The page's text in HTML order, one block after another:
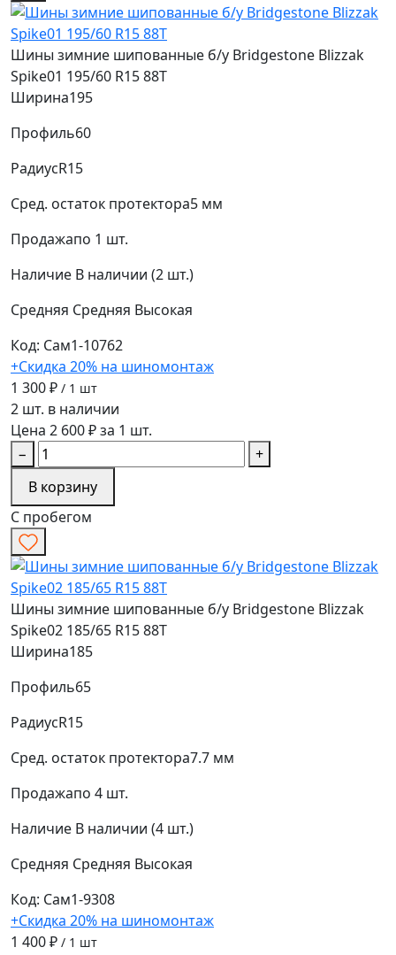
Шины зимние шипованные б/у Bridgestone Blizzak
Spike01 195/60 R15 88T
Ширина195
Профиль60
РадиусR15
Сред. остаток протектора5 мм
Продажапо 1 шт.
Наличие В наличии (2 шт.)
Средняя Средняя Высокая
Код: Сам1-10762
+Скидка 20% на шиномонтаж
1 300 ₽ / 1 шт
2 шт. в наличии
Цена 2 600 ₽ за 1 шт.
−
+
В корзину
С пробегом
Шины зимние шипованные б/у Bridgestone Blizzak
Spike02 185/65 R15 88T
Ширина185
Профиль65
РадиусR15
Сред. остаток протектора7.7 мм
Продажапо 4 шт.
Наличие В наличии (4 шт.)
Средняя Средняя Высокая
Код: Сам1-9308
+Скидка 20% на шиномонтаж
1 400 ₽ / 1 шт